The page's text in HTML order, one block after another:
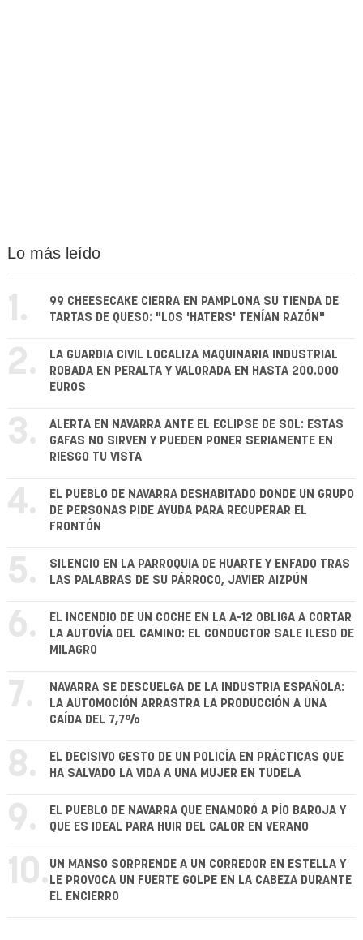
Lo más leído
1.
99 CHEESECAKE CIERRA EN PAMPLONA SU TIENDA DE
TARTAS DE QUESO: "LOS 'HATERS' TENÍAN RAZÓN"
2.
LA GUARDIA CIVIL LOCALIZA MAQUINARIA INDUSTRIAL
ROBADA EN PERALTA Y VALORADA EN HASTA 200.000
EUROS
3.
ALERTA EN NAVARRA ANTE EL ECLIPSE DE SOL: ESTAS
GAFAS NO SIRVEN Y PUEDEN PONER SERIAMENTE EN
RIESGO TU VISTA
4.
EL PUEBLO DE NAVARRA DESHABITADO DONDE UN GRUPO
DE PERSONAS PIDE AYUDA PARA RECUPERAR EL
FRONTÓN
5.
SILENCIO EN LA PARROQUIA DE HUARTE Y ENFADO TRAS
LAS PALABRAS DE SU PÁRROCO, JAVIER AIZPÚN
6.
EL INCENDIO DE UN COCHE EN LA A-12 OBLIGA A CORTAR
LA AUTOVÍA DEL CAMINO: EL CONDUCTOR SALE ILESO DE
MILAGRO
7.
NAVARRA SE DESCUELGA DE LA INDUSTRIA ESPAÑOLA:
LA AUTOMOCIÓN ARRASTRA LA PRODUCCIÓN A UNA
CAÍDA DEL 7,7%
8.
EL DECISIVO GESTO DE UN POLICÍA EN PRÁCTICAS QUE
HA SALVADO LA VIDA A UNA MUJER EN TUDELA
9.
EL PUEBLO DE NAVARRA QUE ENAMORÓ A PÍO BAROJA Y
QUE ES IDEAL PARA HUIR DEL CALOR EN VERANO
10. UN MANSO SORPRENDE A UN CORREDOR EN ESTELLA Y
LE PROVOCA UN FUERTE GOLPE EN LA CABEZA DURANTE
EL ENCIERRO